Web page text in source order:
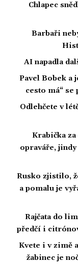
Chlapec
Barbaři
AI napadla
Pavel Bobek a
cesto má“
Odlehčete v
Krabička
opraváře,
Rusko zjistilo,
a pomalu je
Rajčata do
předčí i
Kvete i v zimě
žabinec je